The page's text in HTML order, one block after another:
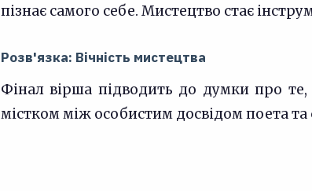
пізнає самого себе. Мистецтво стає
Розв'язка: Вічність мистецтва
Фінал вірша підводить до думки про те,
містком між особистим досвідом поета